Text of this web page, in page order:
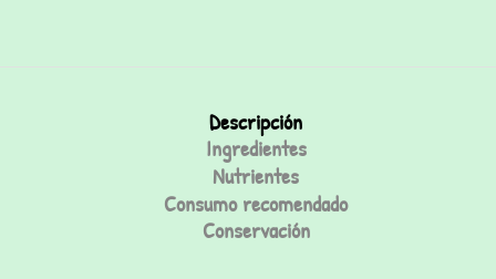
Descripción
Ingredientes
Nutrientes
Consumo recomendado
Conservación